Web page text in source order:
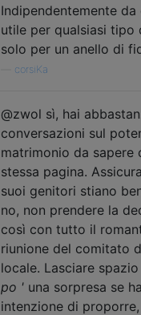
Indipendentemente
utile per qualsiasi tipo
solo per un anello di
corsiKa
@zwol sì, hai
conversazioni sul
matrimonio da sapere
stessa pagina.
suoi genitori stiano
no, non prendere la
così con tutto il
riunione del comitato
locale. Lasciare
po ' una sorpresa se
intenzione di